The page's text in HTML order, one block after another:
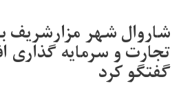
شاروال شهر مزارشريف‌
تجارت و سرمایه گذاری
گفتگو کرد